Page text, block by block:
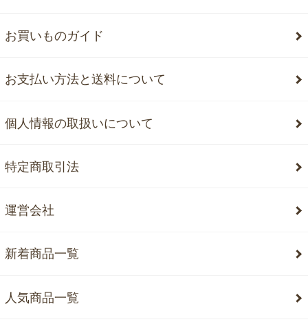
お買いものガイド
お支払い方法と送料について
個人情報の取扱いについて
特定商取引法
運営会社
新着商品一覧
人気商品一覧